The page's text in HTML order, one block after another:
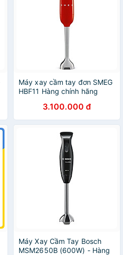
Máy xay cầm tay đơn SMEG
HBF11 Hàng chính hãng
3.100.000 đ
Máy Xay Cầm Tay Bosch
MSM2650B (600W) - Hàng